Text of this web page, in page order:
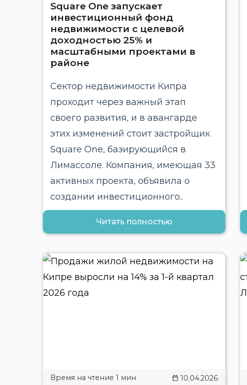
Square One запускает
инвестиционный фонд
недвижимости с целевой
доходностью 25% и
масштабными проектами в
районе
Сектор недвижимости Кипра
проходит через важный этап
своего развития, и в авангарде
этих изменений стоит застройщик
Square One, базирующийся в
Лимассоле. Компания, имеющая 33
активных проекта, объявила о
создании инвестиционного..
Читать полностью
10.04.2026